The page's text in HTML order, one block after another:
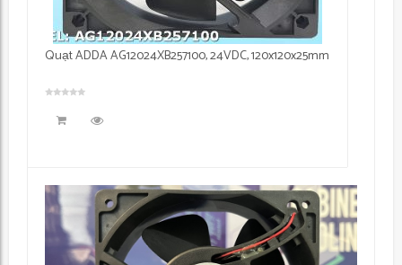
Quạt ADDA AG12024XB257100, 24VDC, 120x120x25mm